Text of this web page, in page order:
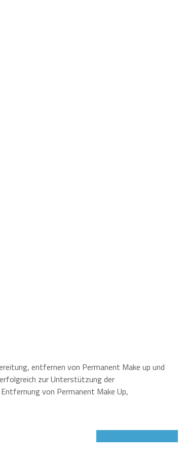
entfernen von Permanent Make up und
zur Unterstützung der
von Permanent Make Up,